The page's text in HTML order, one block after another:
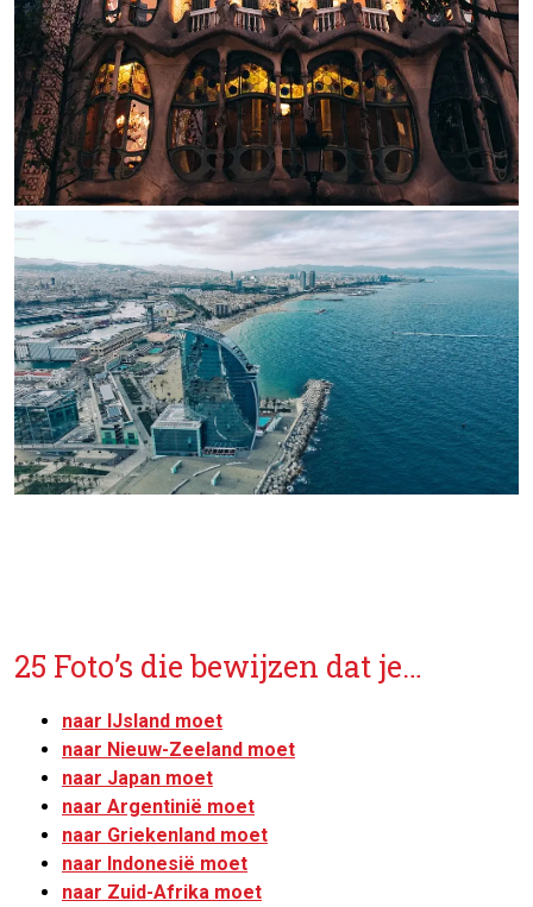
25 Foto’s die bewijzen dat je…
naar IJsland moet
naar Nieuw-Zeeland moet
naar Japan moet
naar Argentinië moet
naar Griekenland moet
naar Indonesië moet
naar Zuid-Afrika moet